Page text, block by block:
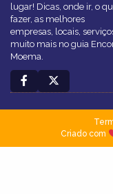
lugar! Dicas, onde ir, o
fazer, as melhores
empresas, locais,
muito mais no guia
Moema.
Criado com